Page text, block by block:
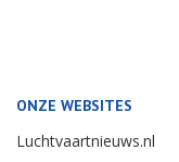
ONZE WEBSITES
Luchtvaartnieuws.nl